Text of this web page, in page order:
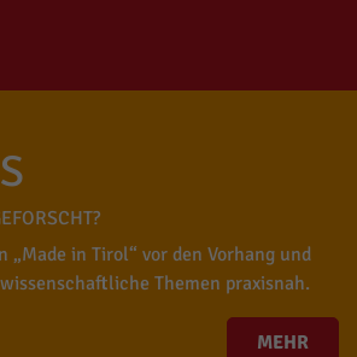
in Tirol“ vor den Vorhang und
Themen praxisnah.
MEHR